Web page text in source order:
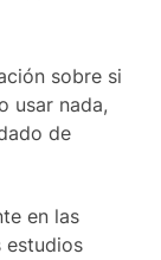
sobre si
usar nada,
de
en las
estudios